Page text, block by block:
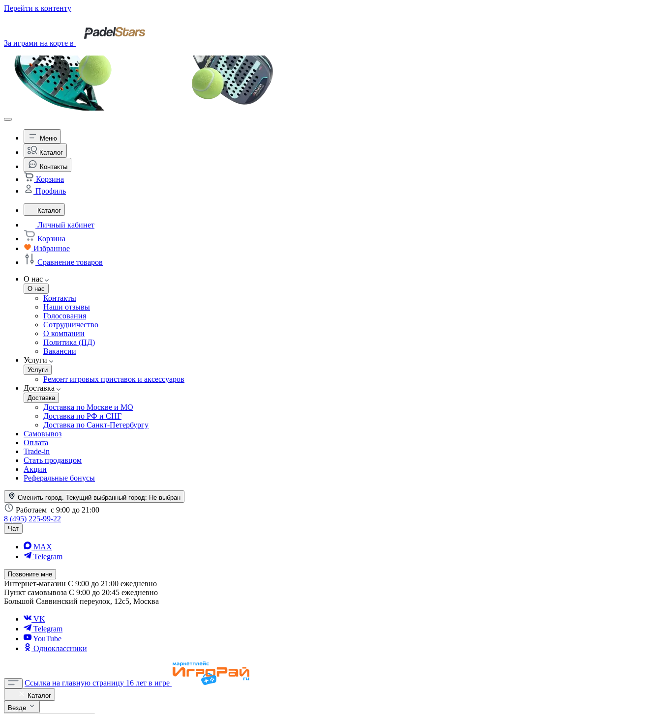
Перейти к контенту
За играми на корте в
Меню
Каталог
Контакты
Корзина
Профиль
Каталог
Личный кабинет
Корзина
Избранное
Сравнение товаров
О нас
О нас
Контакты
Наши отзывы
Голосования
Сотрудничество
О компании
Политика (ПД)
Вакансии
Услуги
Услуги
Ремонт игровых приставок и аксессуаров
Доставка
Доставка
Доставка по Москве и МО
Доставка по РФ и СНГ
Доставка по Санкт-Петербургу
Самовывоз
Оплата
Trade-in
Стать продавцом
Акции
Реферальные бонусы
Сменить город. Текущий выбранный город: Не выбран
Работаем с 9:00 до 21:00
8 (495) 225-99-22
Чат
MAX
Telegram
Позвоните мне
Интернет-магазин С 9:00 до 21:00 ежедневно
Пункт самовывоза С 9:00 до 20:45 ежедневно
Большой Саввинский переулок, 12с5, Москва
VK
Telegram
YouTube
Одноклассники
Ссылка на главную страницу 16 лет в игре
Каталог
Везде